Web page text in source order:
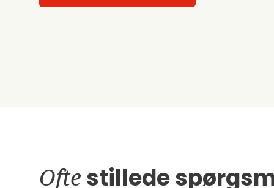
Ofte stillede